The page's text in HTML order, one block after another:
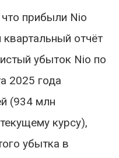
прибыли Nio
отчёт
убыток Nio по
2025 года
(934 млн
курсу),
убытка в